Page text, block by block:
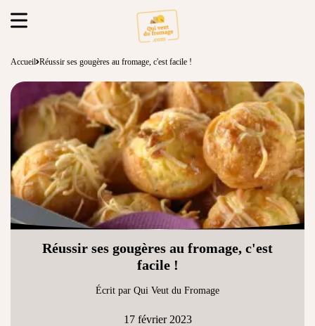
Accueil Réussir ses gougères au fromage, c'est facile !
Réussir ses gougères au fromage, c'est
facile !
Écrit par Qui Veut du Fromage
17 février 2023